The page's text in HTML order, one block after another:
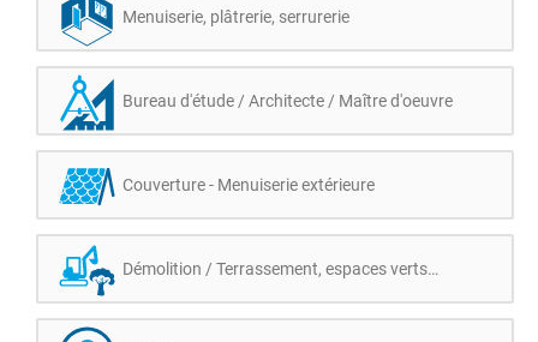
Menuiserie, plâtrerie, serrurerie
Bureau d'étude / Architecte / Maître d'oeuvre
Couverture - Menuiserie extérieure
Démolition / Terrassement, espaces verts…